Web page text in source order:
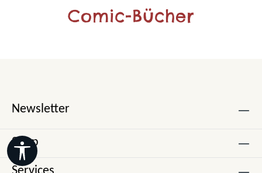
Comic-Bücher
Newsletter
ShopWerkzeugleiste anzeigen